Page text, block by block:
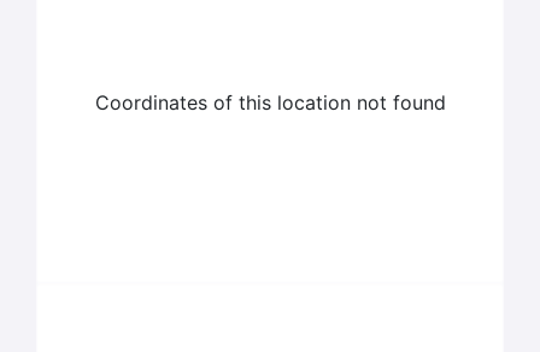
Coordinates of this location not found